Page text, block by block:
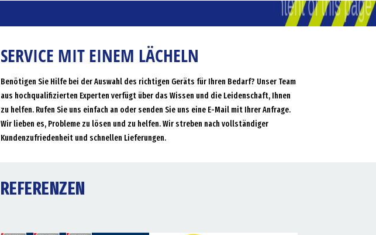
SERVICE MIT EINEM LÄCHELN
Benötigen Sie Hilfe bei der Auswahl des richtigen Geräts für Ihren Bedarf? Unser Team
aus hochqualifizierten Experten verfügt über das Wissen und die Leidenschaft, Ihnen
zu helfen. Rufen Sie uns einfach an oder senden Sie uns eine E-Mail mit Ihrer Anfrage.
Wir lieben es, Probleme zu lösen und zu helfen. Wir streben nach vollständiger
Kundenzufriedenheit und schnellen Lieferungen.
REFERENZEN